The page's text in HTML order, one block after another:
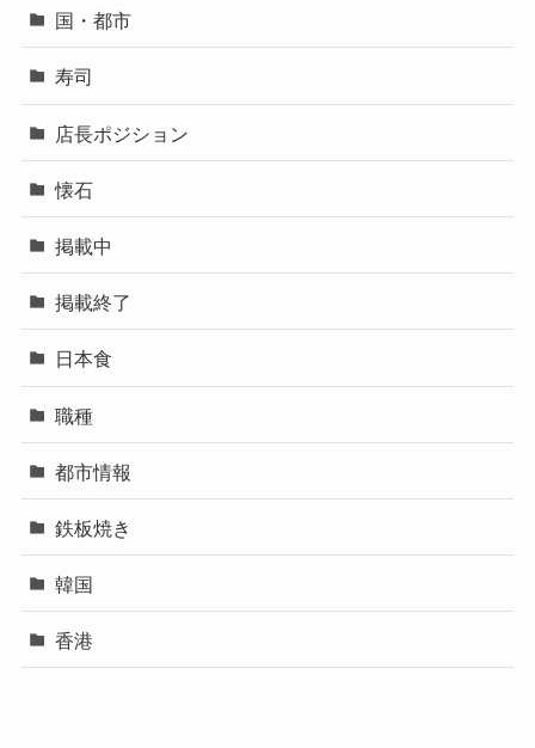
国・都市
寿司
店長ポジション
懐石
掲載中
掲載終了
日本食
職種
都市情報
鉄板焼き
韓国
香港